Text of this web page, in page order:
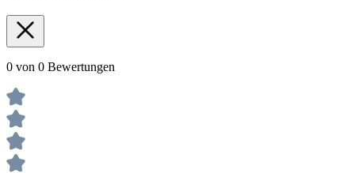
0 von 0 Bewertungen